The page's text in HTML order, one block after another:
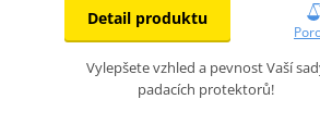
Detail produktu
Vylepšete vzhled a pevnost Vaší
padacích protektorů!